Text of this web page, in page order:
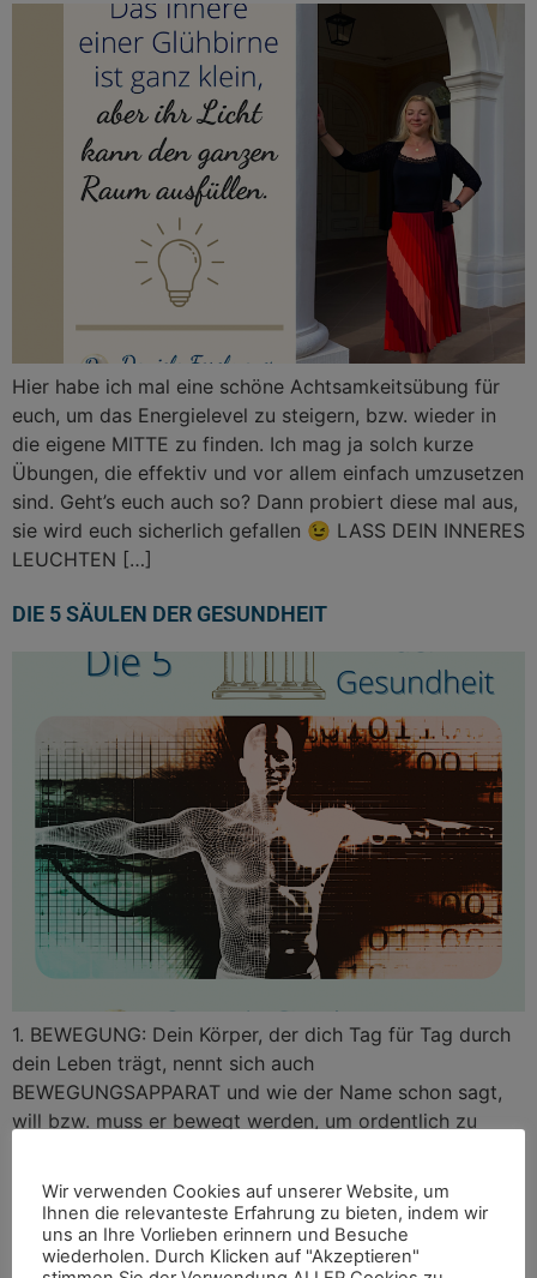
Hier habe ich mal eine schöne Achtsamkeitsübung für
euch, um das Energielevel zu steigern, bzw. wieder in
die eigene MITTE zu finden. Ich mag ja solch kurze
Übungen, die effektiv und vor allem einfach umzusetzen
sind. Geht’s euch auch so? Dann probiert diese mal aus,
sie wird euch sicherlich gefallen 😉 LASS DEIN INNERES
LEUCHTEN […]
DIE 5 SÄULEN DER GESUNDHEIT
1. BEWEGUNG: Dein Körper, der dich Tag für Tag durch
dein Leben trägt, nennt sich auch
BEWEGUNGSAPPARAT und wie der Name schon sagt,
will bzw. muss er bewegt werden, um ordentlich zu
unser Immunsystem arbeitet auf Hochtouren,
Wachstumshormone werden ausgeschüttet und unser
Hirn wird Abfallprodukte los. 3. ERNÄHRUNG: […]
Wir verwenden Cookies auf unserer Website, um
Ihnen die relevanteste Erfahrung zu bieten, indem wir
uns an Ihre Vorlieben erinnern und Besuche
wiederholen. Durch Klicken auf "Akzeptieren"